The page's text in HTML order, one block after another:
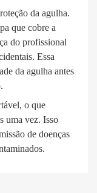
da agulha.
que cobre a
do profissional
Essa
da agulha antes
o que
uma vez. Isso
de doenças